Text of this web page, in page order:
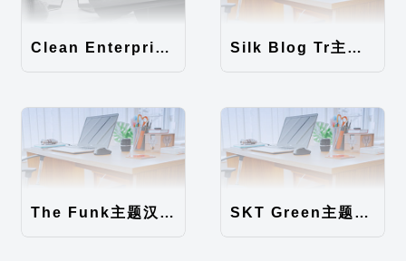
Clean Enterprise主题汉化包 Silk Blog Tr主题汉化包
The Funk主题汉化包 SKT Green主题汉化包